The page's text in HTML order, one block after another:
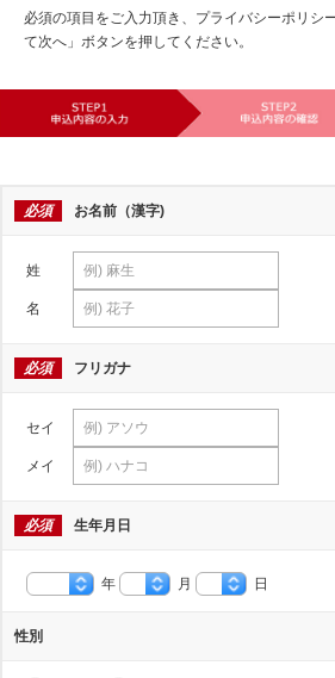
必須の項目をご入力頂き、プライバシーポリシ
て次へ」ボタンを押してください。
必須 お名前（漢字)
姓
名
必須 フリガナ
セイ
メイ
必須 生年月日
年 月 日
性別